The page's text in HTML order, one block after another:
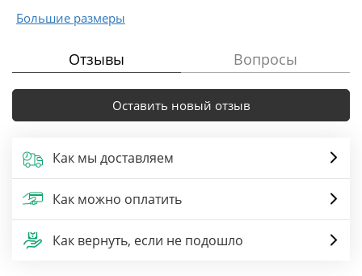
Большие размеры
Отзывы Вопросы
Оставить новый отзыв
Как мы доставляем
Как можно оплатить
Как вернуть, если не подошло